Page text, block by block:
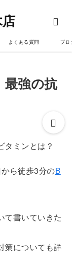
よくある質問 ブロ
最強の抗
タミンとは？
ら徒歩3分のB
て書いていきた
策についても詳